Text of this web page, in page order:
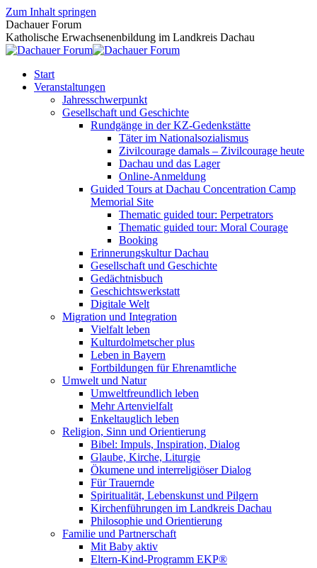
Zum Inhalt springen
Dachauer Forum
Katholische Erwachsenenbildung im Landkreis Dachau
Start
Veranstaltungen
Jahresschwerpunkt
Gesellschaft und Geschichte
Rundgänge in der KZ-Gedenkstätte
Täter im Nationalsozialismus
Zivilcourage damals – Zivilcourage heute
Dachau und das Lager
Online-Anmeldung
Guided Tours at Dachau Concentration Camp
Memorial Site
Thematic guided tour: Perpetrators
Thematic guided tour: Moral Courage
Booking
Erinnerungskultur Dachau
Gesellschaft und Geschichte
Gedächtnisbuch
Geschichtswerkstatt
Digitale Welt
Migration und Integration
Vielfalt leben
Kulturdolmetscher plus
Leben in Bayern
Fortbildungen für Ehrenamtliche
Umwelt und Natur
Umweltfreundlich leben
Mehr Artenvielfalt
Enkeltauglich leben
Religion, Sinn und Orientierung
Bibel: Impuls, Inspiration, Dialog
Glaube, Kirche, Liturgie
Ökumene und interreligiöser Dialog
Für Trauernde
Spiritualität, Lebenskunst und Pilgern
Kirchenführungen im Landkreis Dachau
Philosophie und Orientierung
Familie und Partnerschaft
Mit Baby aktiv
Eltern-Kind-Programm EKP®